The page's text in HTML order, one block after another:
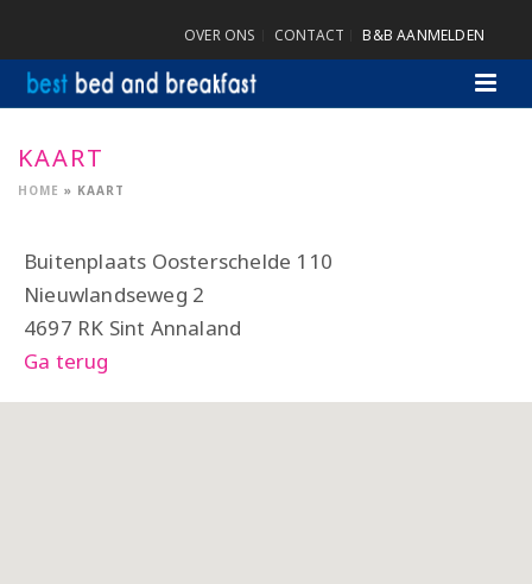
OVER ONS CONTACT B&B AANMELDEN
KAART
HOME » KAART
Buitenplaats Oosterschelde 110
Nieuwlandseweg 2
4697 RK Sint Annaland
Ga terug